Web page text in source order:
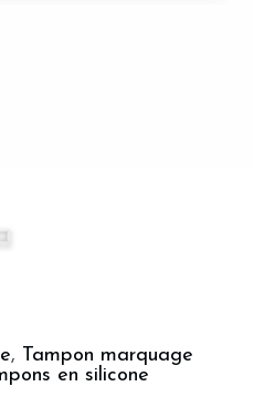
, Tampon marquage
en silicone